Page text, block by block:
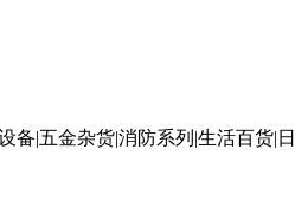
|五金杂货|消防系列|生活百货|